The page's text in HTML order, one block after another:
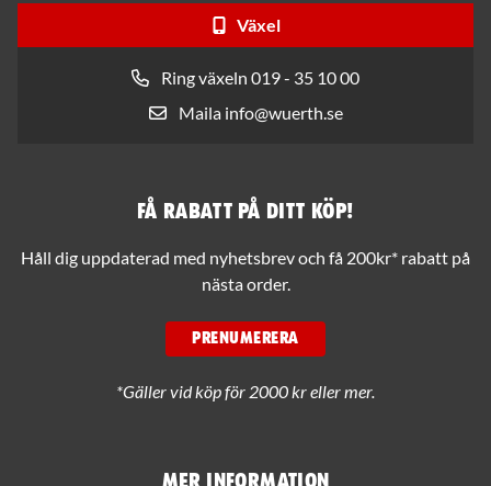
Växel
Ring växeln 019 - 35 10 00
Maila info@wuerth.se
Mer information
Få rabatt på ditt köp!
Håll dig uppdaterad med nyhetsbrev och få 200kr* rabatt på
nästa order.
PRENUMERERA
*Gäller vid köp för 2000 kr eller mer.